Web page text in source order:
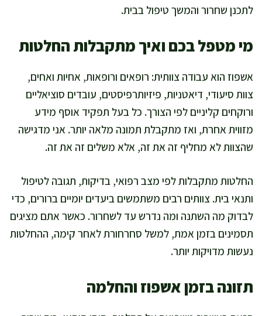
לתכנן שחרור והמשך טיפול בבית.
מי מטפל בכם ואיך מתקבלות החלטות
אשפוז הוא עבודה צוותית: רופאים ורופאות, אחיות ואחים,
צוות סיעודי, דיאטניות, פיזיותרפיסטים, עובדים סוציאליים
ורוקחים קליניים לפי הצורך. כל בעל תפקיד אוסף מידע
מזווית אחרת, ואז מתקבלת תמונה מלאה יותר. אני מדגישה
שהצוות לא מחליף זה את זה, אלא משלים זה את זה.
החלטות מתקבלות לפי מצב רפואי, בדיקות, תגובה לטיפול
ותנאי בית. צוותים רבים משתמשים ביעדים יומיים ברורים, כדי
לבדוק מה השתנה ומה נדרש עד לשחרור. כאשר אתם מציגים
תסמינים בזמן אמת, למשל סחרחורת לאחר קימה, ההחלטות
נעשות מדויקות יותר.
תזונה בזמן אשפוז והחלמה